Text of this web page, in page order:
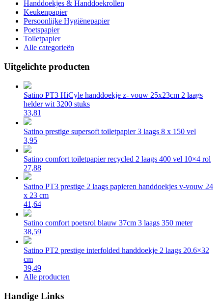
Handdoekjes & Handdoekrollen
Keukenpapier
Persoonlijke Hygiënepapier
Poetspapier
Toiletpapier
Alle categorieën
Uitgelichte producten
Satino PT3 HiCyle handdoekje z- vouw 25x23cm 2 laags
helder wit 3200 stuks
33,81
Satino prestige supersoft toiletpapier 3 laags 8 x 150 vel
3,95
Satino comfort toiletpapier recycled 2 laags 400 vel 10×4 rol
27,88
Satino PT3 prestige 2 laags papieren handdoekjes v-vouw 24
x 23 cm
41,64
Satino comfort poetsrol blauw 37cm 3 laags 350 meter
38,59
Satino PT2 prestige interfolded handdoekje 2 laags 20.6×32
cm
39,49
Alle producten
Handige Links